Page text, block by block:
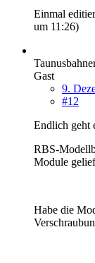
Einmal
um 11:26)
Gast
9.
#12
Endlich geht
RBS-
Module
Habe die